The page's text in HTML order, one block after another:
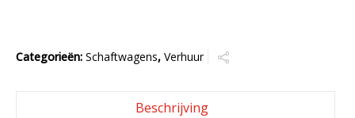
Categorieën: Schaftwagens, Verhuur
Beschrijving